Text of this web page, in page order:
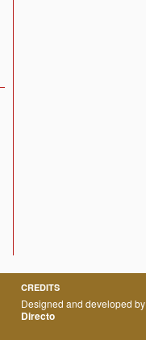
CREDITS
Designed and developed by
Directo